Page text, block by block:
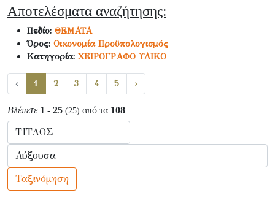
Αποτελέσματα αναζήτησης:
Πεδίο: ΘΕΜΑΤΑ
Όρος: Οικονομία Προϋπολογισμός
Κατηγορία:ΧΕΙΡΟΓΡΑΦΟ ΥΛΙΚΟ
‹ 1 2 3 4 5 ›
Βλέπετε 1 - 25 (25) από τα 108
Ταξινόμηση